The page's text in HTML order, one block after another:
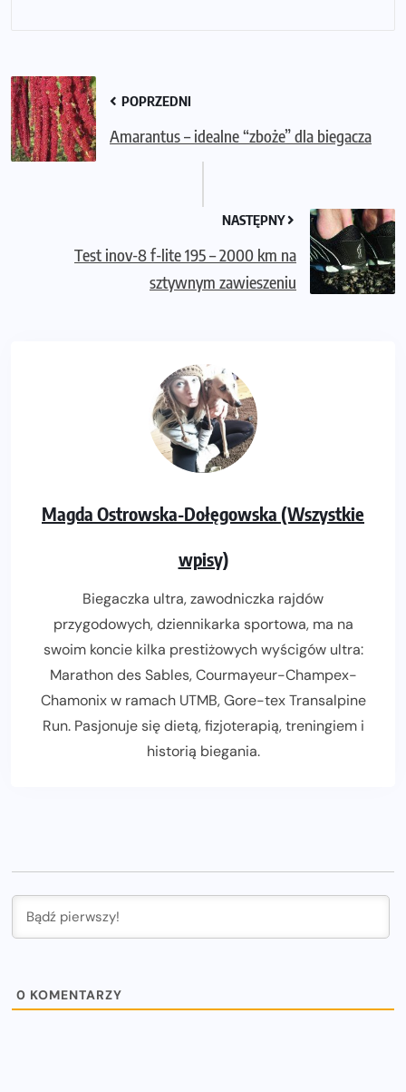
POPRZEDNI
Amarantus – idealne “zboże” dla biegacza
NASTĘPNY
Test inov-8 f-lite 195 – 2000 km na
sztywnym zawieszeniu
Magda Ostrowska-Dołęgowska (Wszystkie
wpisy)
Biegaczka ultra, zawodniczka rajdów
przygodowych, dziennikarka sportowa, ma na
swoim koncie kilka prestiżowych wyścigów ultra:
Marathon des Sables, Courmayeur-Champex-
Chamonix w ramach UTMB, Gore-tex Transalpine
Run. Pasjonuje się dietą, fizjoterapią, treningiem i
historią biegania.
0 KOMENTARZY